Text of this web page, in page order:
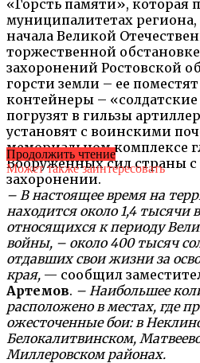
«Горсть памяти», которая
муниципалитетах региона,
начала Великой
торжественной
захоронений Ростовской
горсти земли – ее
контейнеры –
погрузят в гильзы
установят с воинскими
мемориальном комплексе
Вооруженных сил страны с
захоронении.
– В настоящее время на
находится около 1,4 тысячи
относящихся к периоду
войны, – около 400 тысяч
отдавших свои жизни за
края, — сообщил
Артемов. – Наибольшее
расположено в местах, где
ожесточенные бои: в
Белокалитвинском,
Миллеровском районах.
Продолжить чтение
Может также заинтересовать